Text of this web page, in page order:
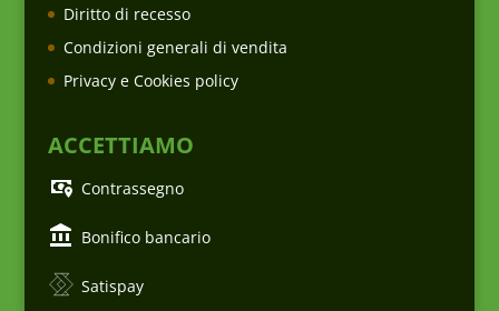
Diritto di recesso
Condizioni generali di vendita
Privacy e Cookies policy
ACCETTIAMO
Contrassegno
Bonifico bancario
Satispay